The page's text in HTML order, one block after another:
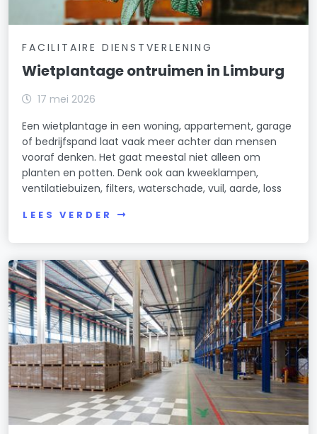
FACILITAIRE DIENSTVERLENING
Wietplantage ontruimen in Limburg
17 mei 2026
Een wietplantage in een woning, appartement, garage
of bedrijfspand laat vaak meer achter dan mensen
vooraf denken. Het gaat meestal niet alleen om
planten en potten. Denk ook aan kweeklampen,
ventilatiebuizen, filters, waterschade, vuil, aarde, loss
LEES VERDER